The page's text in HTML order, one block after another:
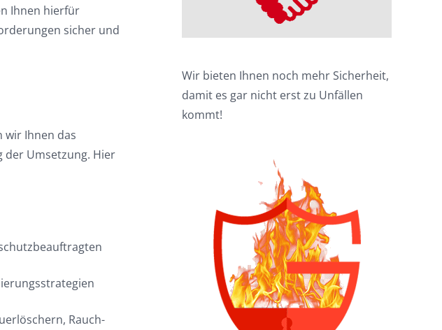
Ihnen hierfür
sicher und
Ihnen das
der Umsetzung. Hier
Rauch-
Wir bieten Ihnen noch mehr Sicherheit,
damit es gar nicht erst zu Unfällen
kommt!